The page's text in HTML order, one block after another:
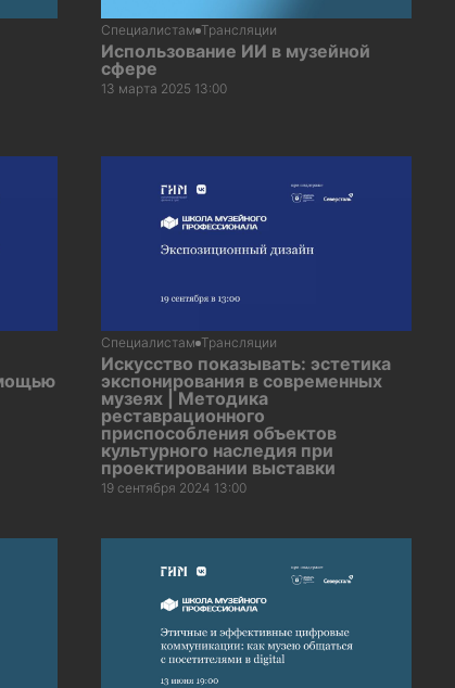
Специалистам Трансляции
Использование ИИ в музейной
сфере
13 марта 2025 13:00
Специалистам Трансляции
Искусство показывать: эстетика
экспонирования в современных
музеях | Методика
реставрационного
приспособления объектов
культурного наследия при
проектировании выставки
19 сентября 2024 13:00